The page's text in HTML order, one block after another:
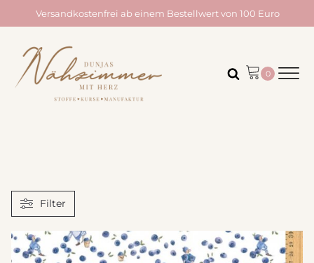
Versandkostenfrei ab einem Bestellwert von 100 Euro
Filter